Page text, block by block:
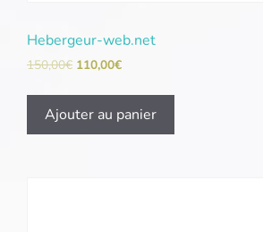
Hebergeur-web.net
150,00€ 110,00€
Ajouter au panier